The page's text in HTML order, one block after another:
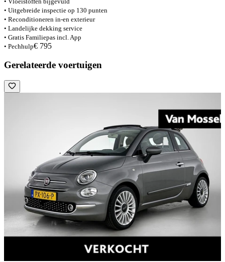
• Uitgebreide inspectie op 130 punten
• Reconditioneren in-en exterieur
• Landelijke dekking service
• Gratis Familiepas incl. App
• Pechhulp€ 795
Gerelateerde voertuigen